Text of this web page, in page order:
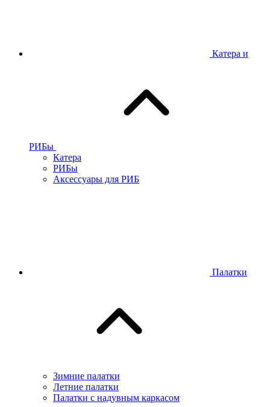
Катера и
РИБы
Катера
РИБы
Аксессуары для РИБ
Палатки
Зимние палатки
Летние палатки
Палатки с надувным каркасом